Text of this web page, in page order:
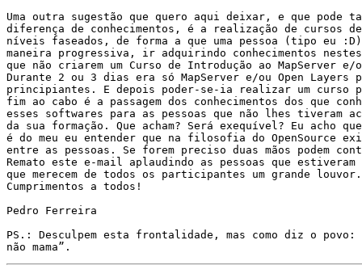
Uma outra sugestão que quero aqui deixar, e que pode
diferença de conhecimentos, é a realização de cursos
níveis faseados, de forma a que uma pessoa (tipo eu :D)
maneira progressiva, ir adquirindo conhecimentos
que não criarem um Curso de Introdução ao MapServer e/
Durante 2 ou 3 dias era só MapServer e/ou Open Layers
principiantes. E depois poder-se-ia realizar um curso
fim ao cabo é a passagem dos conhecimentos dos que
esses softwares para as pessoas que não lhes tiveram
da sua formação. Que acham? Será exequível? Eu acho
é do meu eu entender que na filosofia do OpenSource
entre as pessoas. Se forem preciso duas mãos podem
Remato este e-mail aplaudindo as pessoas que estiveram
que merecem de todos os participantes um grande louvor.
Cumprimentos a todos!
Pedro Ferreira
PS.: Desculpem esta frontalidade, mas como diz o povo: